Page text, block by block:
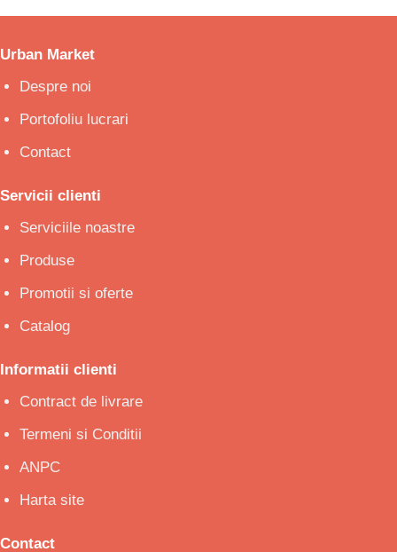
Urban Market
Despre noi
Portofoliu lucrari
Contact
Servicii clienti
Serviciile noastre
Produse
Promotii si oferte
Catalog
Informatii clienti
Contract de livrare
Termeni si Conditii
ANPC
Harta site
Contact